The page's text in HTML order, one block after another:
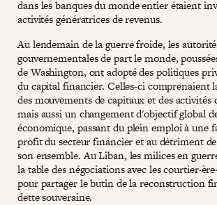
dans les banques du monde entier étaient
activités génératrices de revenus.
Au lendemain de la guerre froide, les
gouvernementales de part le monde,
de Washington, ont adopté des politiques
du capital financier. Celles-ci comprenaient
des mouvements de capitaux et des activités
mais aussi un changement d'objectif global
économique, passant du plein emploi à une
profit du secteur financier et au détriment
son ensemble. Au Liban, les milices en
la table des négociations avec les
pour partager le butin de la reconstruction
dette souveraine.